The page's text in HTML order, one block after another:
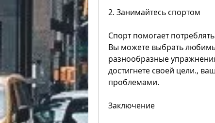
2. Занимайтесь спортом
Спорт помогает
Вы можете выбрать
разнообразные
достигнете своей цели.,
проблемами.
Заключение